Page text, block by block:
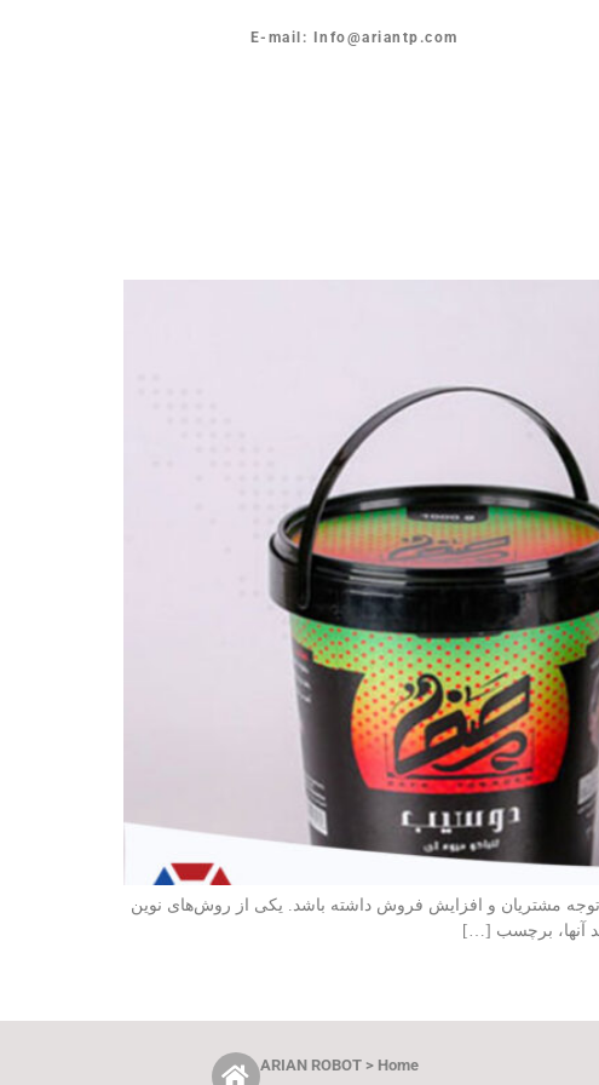
E-mail: Info@ariantp.com
مشتریان و افزایش فروش داشته باشد. یکی از روش‌های نوین
ARIAN ROBOT > Home